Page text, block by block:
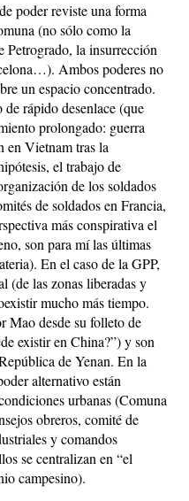
poder reviste una forma
(no sólo como la
Petrogrado, la insurrección
Ambos poderes no
un espacio concentrado.
rápido desenlace (que
prolongado: guerra
en Vietnam tras la
el trabajo de
de los soldados
de soldados en Francia,
más conspirativa el
son para mí las últimas
En el caso de la GPP,
(de las zonas liberadas y
mucho más tiempo.
Mao desde su folleto de
existir en China?”) y son
de Yenan. En la
alternativo están
urbanas (Comuna
obreros, comité de
y comandos
se centralizan en “el
campesino).